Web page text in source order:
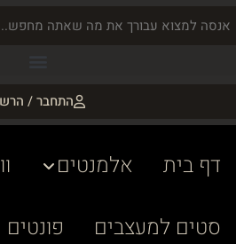
התחבר /
דף בית אלמנטים
סטים למעצבים
פונטים